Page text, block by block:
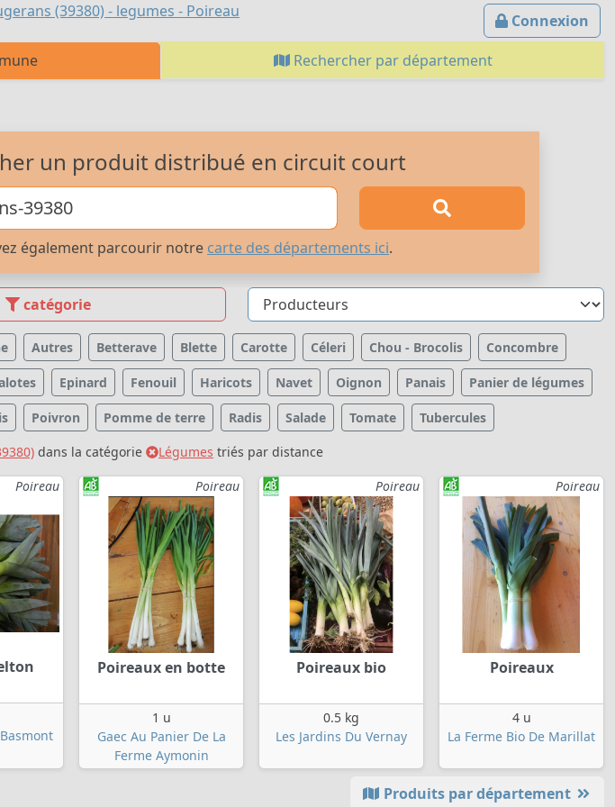
Connexion
(39380) - legumes - Poireau
Rechercher par département
un produit distribué en circuit court
également parcourir notre carte des départements ici.
catégorie
Autres Betterave Blette Carotte Céleri Chou - Brocolis Concombre
Epinard Fenouil Haricots Navet Oignon Panais Panier de légumes
Poivron Pomme de terre Radis Salade Tomate
Tubercules
dans la catégorie Légumes triés par distance
Poireau Poireau
Poireaux en botte
1 u
Gaec Au Panier De La
Ferme Aymonin
Poireau
Poireaux bio
0.5 kg
Les Jardins Du Vernay
Poireau
Poireaux
4 u
La Ferme Bio De Marillat
Produits par département